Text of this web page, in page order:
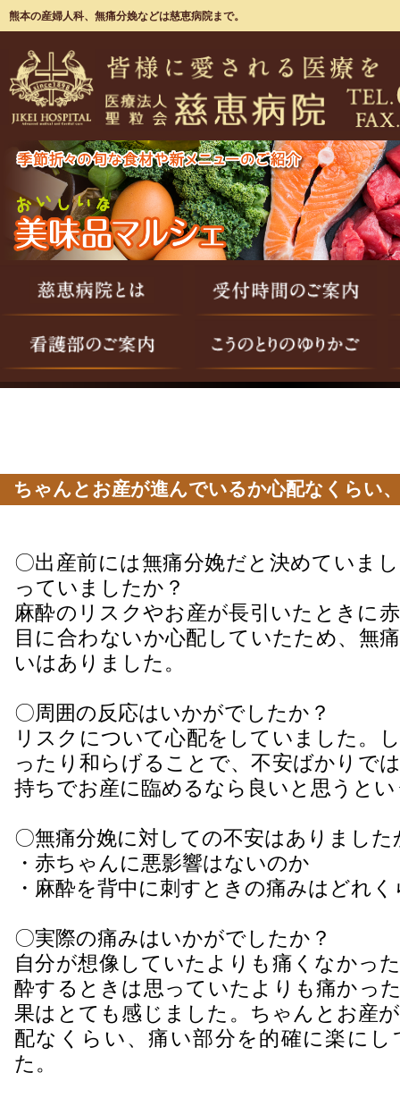
熊本の産婦人科、無痛分娩などは慈恵病院まで。
ちゃんとお産が進んでいるか心配なくらい
〇出産前には無痛分娩だと決めていま
っていましたか？
麻酔のリスクやお産が長引いたときに
目に合わないか心配していたため、無
いはありました。
〇周囲の反応はいかがでしたか？
リスクについて心配をしていました。
ったり和らげることで、不安ばかりで
持ちでお産に臨めるなら良いと思うと
〇無痛分娩に対しての不安はありました
・赤ちゃんに悪影響はないのか
・麻酔を背中に刺すときの痛みはどれ
〇実際の痛みはいかがでしたか？
自分が想像していたよりも痛くなかっ
酔するときは思っていたよりも痛かっ
果はとても感じました。ちゃんとお産
配なくらい、痛い部分を的確に楽に
た。